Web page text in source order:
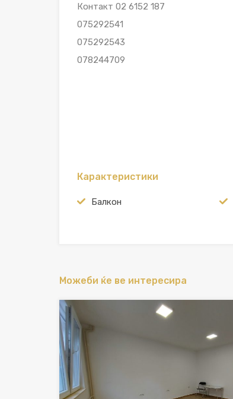
Контакт 02 6152 187
075292541
075292543
078244709
Карактеристики
Балкон
Можеби ќе ве интересира